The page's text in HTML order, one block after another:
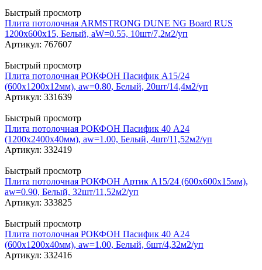
Быстрый просмотр
Плита потолочная ARMSTRONG DUNE NG Board RUS
1200x600x15, Белый, aW=0.55, 10шт/7,2м2/уп
Артикул: 767607
Быстрый просмотр
Плита потолочная РОКФОН Пасифик A15/24
(600х1200x12мм), aw=0.80, Белый, 20шт/14,4м2/уп
Артикул: 331639
Быстрый просмотр
Плита потолочная РОКФОН Пасифик 40 A24
(1200x2400x40мм), aw=1.00, Белый, 4шт/11,52м2/уп
Артикул: 332419
Быстрый просмотр
Плита потолочная РОКФОН Артик A15/24 (600x600x15мм),
aw=0.90, Белый, 32шт/11,52м2/уп
Артикул: 333825
Быстрый просмотр
Плита потолочная РОКФОН Пасифик 40 A24
(600х1200x40мм), aw=1.00, Белый, 6шт/4,32м2/уп
Артикул: 332416